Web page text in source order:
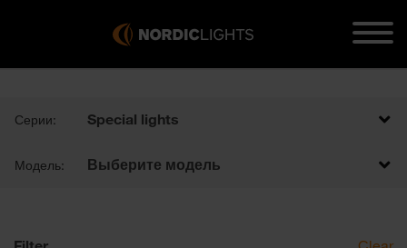
Серии: Special lights
Модель: Выберите модель